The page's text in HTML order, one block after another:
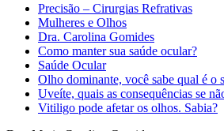
Precisão – Cirurgias Refrativas
Mulheres e Olhos
Dra. Carolina Gomides
Como manter sua saúde ocular?
Saúde Ocular
Olho dominante, você sabe qual é o
Uveíte, quais as consequências se
Vitiligo pode afetar os olhos. Sabia?